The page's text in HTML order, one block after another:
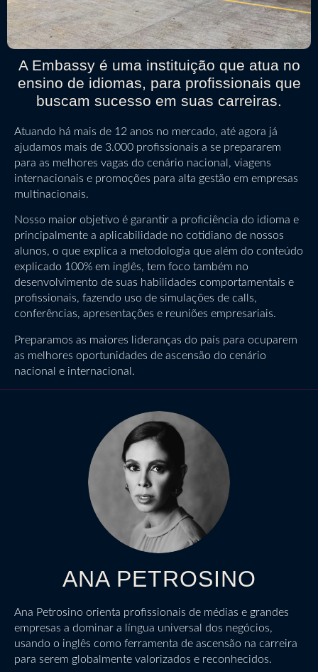
A Embassy é uma instituição que atua no
ensino de idiomas, para profissionais que
buscam sucesso em suas carreiras.
Atuando há mais de 12 anos no mercado, até agora já
ajudamos mais de 3.000 profissionais a se prepararem
para as melhores vagas do cenário nacional, viagens
internacionais e promoções para alta gestão em empresas
multinacionais.
Nosso maior objetivo é garantir a proficiência do idioma e
principalmente a aplicabilidade no cotidiano de nossos
alunos, o que explica a metodologia que além do conteúdo
explicado 100% em inglês, tem foco também no
desenvolvimento de suas habilidades comportamentais e
profissionais, fazendo uso de simulações de calls,
conferências, apresentações e reuniões empresariais.
Preparamos as maiores lideranças do país para ocuparem
as melhores oportunidades de ascensão do cenário
nacional e internacional.
ANA PETROSINO
Ana Petrosino orienta profissionais de médias e grandes
empresas a dominar a língua universal dos negócios,
usando o inglês como ferramenta de ascensão na carreira
para serem globalmente valorizados e reconhecidos.